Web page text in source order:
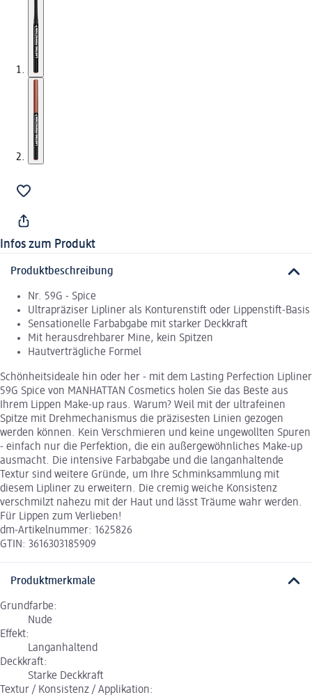
Infos zum Produkt
Produktbeschreibung
Nr. 59G - Spice
Ultrapräziser Lipliner als Konturenstift oder Lippenstift-Basis
Sensationelle Farbabgabe mit starker Deckkraft
Mit herausdrehbarer Mine, kein Spitzen
Hautverträgliche Formel
Schönheitsideale hin oder her - mit dem Lasting Perfection Lipliner
59G Spice von MANHATTAN Cosmetics holen Sie das Beste aus
Ihrem Lippen Make-up raus. Warum? Weil mit der ultrafeinen
Spitze mit Drehmechanismus die präzisesten Linien gezogen
werden können. Kein Verschmieren und keine ungewollten Spuren
- einfach nur die Perfektion, die ein außergewöhnliches Make-up
ausmacht. Die intensive Farbabgabe und die langanhaltende
Textur sind weitere Gründe, um Ihre Schminksammlung mit
diesem Lipliner zu erweitern. Die cremig weiche Konsistenz
verschmilzt nahezu mit der Haut und lässt Träume wahr werden.
Für Lippen zum Verlieben!
dm-Artikelnummer: 1625826
GTIN: 3616303185909
Produktmerkmale
Grundfarbe:
Nude
Effekt:
Langanhaltend
Deckkraft:
Starke Deckkraft
Textur / Konsistenz / Applikation: